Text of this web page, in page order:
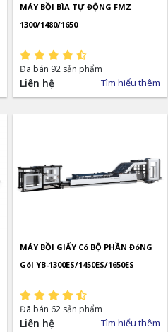
MÁY BỒI BÌA TỰ ĐỘNG FMZ
1300/1480/1650
Đã bán 92 sản phẩm
Liên hệ Tìm hiểu thêm
MÁY BỒI GIẤY Có BỘ PHẦN ĐóNG
GóI YB-1300ES/1450ES/1650ES
Đã bán 62 sản phẩm
Liên hệ Tìm hiểu thêm